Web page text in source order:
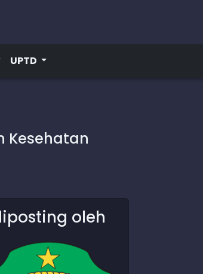
UPTD
Kesehatan
oleh